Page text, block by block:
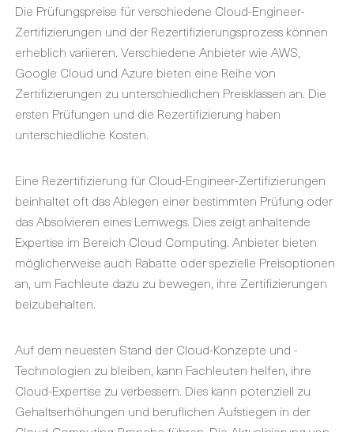
Die Prüfungspreise für verschiedene Cloud-Engineer-
Zertifizierungen und der Rezertifizierungsprozess können
erheblich variieren. Verschiedene Anbieter wie AWS,
Google Cloud und Azure bieten eine Reihe von
Zertifizierungen zu unterschiedlichen Preisklassen an. Die
ersten Prüfungen und die Rezertifizierung haben
unterschiedliche Kosten.
Eine Rezertifizierung für Cloud-Engineer-Zertifizierungen
beinhaltet oft das Ablegen einer bestimmten Prüfung oder
das Absolvieren eines Lernwegs. Dies zeigt anhaltende
Expertise im Bereich Cloud Computing. Anbieter bieten
möglicherweise auch Rabatte oder spezielle Preisoptionen
an, um Fachleute dazu zu bewegen, ihre Zertifizierungen
beizubehalten.
Auf dem neuesten Stand der Cloud-Konzepte und -
Technologien zu bleiben, kann Fachleuten helfen, ihre
Cloud-Expertise zu verbessern. Dies kann potenziell zu
Gehaltserhöhungen und beruflichen Aufstiegen in der